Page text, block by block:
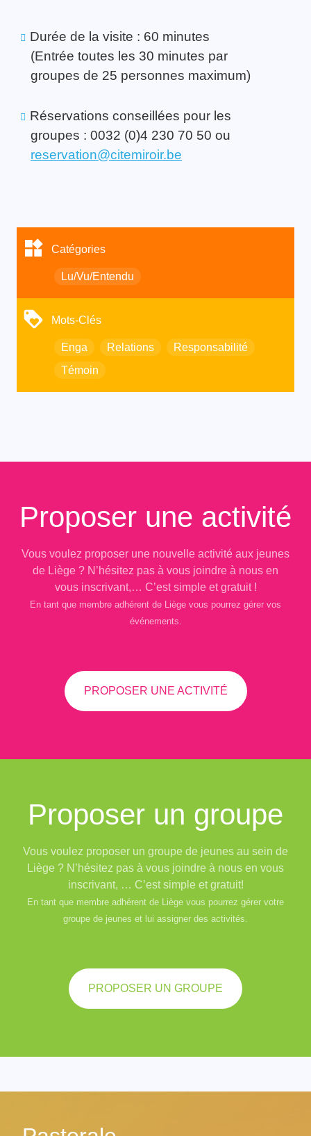
Durée de la visite : 60 minutes
(Entrée toutes les 30 minutes par
groupes de 25 personnes maximum)
Réservations conseillées pour les
groupes : 0032 (0)4 230 70 50 ou
reservation@citemiroir.be
Catégories
Lu/Vu/Entendu
Mots-Clés
Enga Relations
Responsabilité
Témoin
Proposer une activité
Vous voulez proposer une nouvelle activité aux jeunes
de Liège ? N’hésitez pas à vous joindre à nous en
vous inscrivant,… C’est simple et gratuit !
En tant que membre adhérent de Liège vous pourrez gérer vos
événements.
PROPOSER UNE ACTIVITÉ
Proposer un groupe
Vous voulez proposer un groupe de jeunes au sein de
Liège ? N’hésitez pas à vous joindre à nous en vous
inscrivant, … C’est simple et gratuit!
En tant que membre adhérent de Liège vous pourrez gérer votre
groupe de jeunes et lui assigner des activités.
PROPOSER UN GROUPE